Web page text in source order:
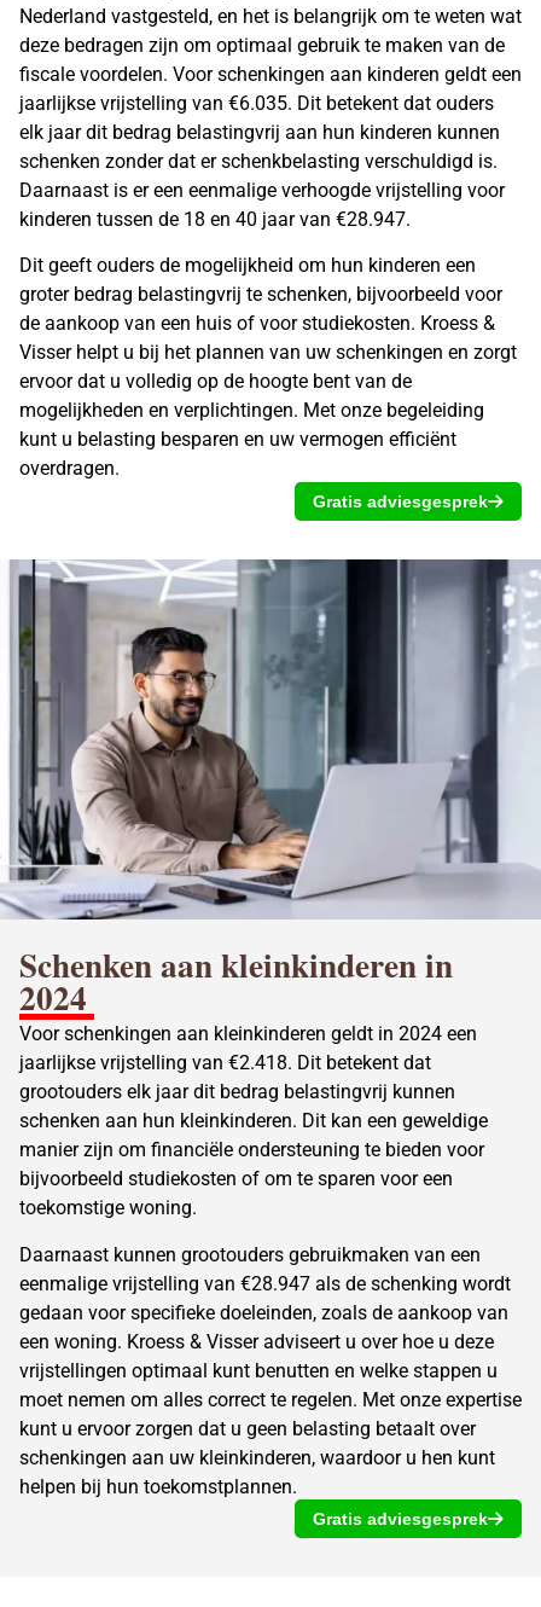
Nederland vastgesteld, en het is belangrijk om te weten wat
deze bedragen zijn om optimaal gebruik te maken van de
fiscale voordelen. Voor schenkingen aan kinderen geldt een
jaarlijkse vrijstelling van €6.035. Dit betekent dat ouders
elk jaar dit bedrag belastingvrij aan hun kinderen kunnen
schenken zonder dat erschenkbelasting verschuldigd is.
Daarnaast is er een eenmalige verhoogde vrijstelling voor
kinderen tussen de 18 en 40 jaar van €28.947.
Dit geeft ouders de mogelijkheid om hun kinderen een
groter bedrag belastingvrij te schenken, bijvoorbeeld voor
de aankoop van een huis of voor studiekosten. Kroess &
Visser helpt u bij het plannen van uw schenkingen en zorgt
ervoor dat u volledig op de hoogte bent van de
mogelijkheden en verplichtingen. Met onze begeleiding
kunt u belasting besparen en uw vermogen efficiënt
overdragen.
Gratis adviesgesprek
Schenken aan kleinkinderen in
2024
Voor schenkingen aan kleinkinderen geldt in 2024 een
jaarlijkse vrijstelling van €2.418. Dit betekent dat
grootouders elk jaar dit bedrag belastingvrij kunnen
schenken aan hun kleinkinderen. Dit kan een geweldige
manier zijn om financiële ondersteuning te bieden voor
bijvoorbeeld studiekosten of om te sparen voor een
toekomstige woning.
Daarnaast kunnen grootouders gebruikmaken van een
eenmalige vrijstelling van €28.947 als de schenking wordt
gedaan voor specifieke doeleinden, zoals de aankoop van
een woning. Kroess & Visser adviseert u over hoe u deze
vrijstellingen optimaal kunt benutten en welke stappen u
moet nemen om alles correct te regelen. Met onze expertise
kunt u ervoor zorgen dat u geen belasting betaalt over
schenkingen aan uw kleinkinderen, waardoor u hen kunt
helpen bij hun toekomstplannen.
Gratis adviesgesprek